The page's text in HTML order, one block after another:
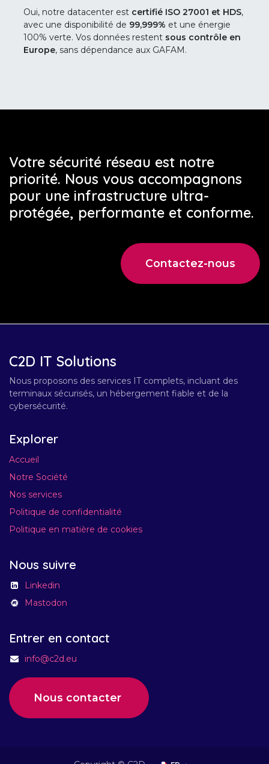
Oui, notre datacenter est certifié ISO 27001 et HDS,
avec une disponibilité de 99,999% et une énergie
100% verte. Vos données restent sous contrôle en
Europe, sans dépendance aux GAFAM.
Votre sécurité réseau est notre
priorité. Nous vous accompagnons
pour une infrastructure ultra-
protégée, performante et conforme.
Contactez-nous
C2D IT Solutions
Nous proposons des services IT complets, incluant des
terminaux sécurisés, un hébergement fiable et de la
cybersécurité.
Explorer
Accueil
Notre Société
Nos services
Politique de confidentialité
Politique en matière de cookies
Nous suivre
Linkedin
Mastodon
Entrer en contact
info@c2d.eu
Nous contacter